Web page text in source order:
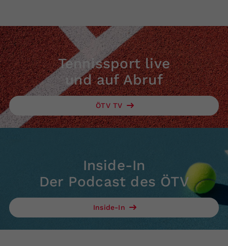
Tennissport live
und auf Abruf
ÖTV TV
Inside-In
Der Podcast des ÖTV
Inside-In